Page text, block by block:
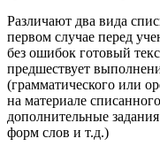
Различают два вида
первом случае перед
без ошибок готовый
предшествует
(грамматического или
на материале
дополнительные
форм слов и т.д.)